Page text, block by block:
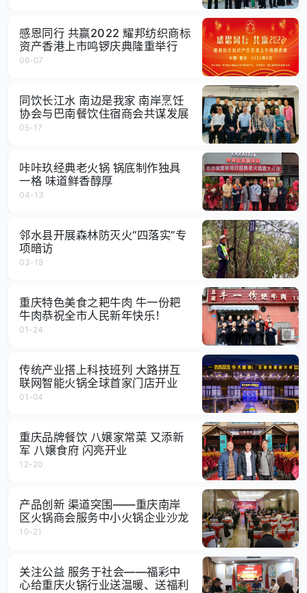
感恩同行 共赢2022 耀邦纺织商标
资产香港上市鸣锣庆典隆重举行
06-07
同饮长江水 南边是我家 南岸烹饪
协会与巴南餐饮住宿商会共谋发展
05-17
咔咔玖经典老火锅 锅底制作独具
一格 味道鲜香醇厚
04-13
邻水县开展森林防灭火“四落实”专
项暗访
03-18
重庆特色美食之耙牛肉 牛一份耙
牛肉恭祝全市人民新年快乐！
01-24
传统产业搭上科技班列 大路拼互
联网智能火锅全球首家门店开业
01-04
重庆品牌餐饮 八嬢家常菜 又添新
军 八嬢食府 闪亮开业
12-20
产品创新 渠道突围——重庆南岸
区火锅商会服务中小火锅企业沙龙
10-21
关注公益 服务于社会——福彩中
心给重庆火锅行业送温暖、送福利